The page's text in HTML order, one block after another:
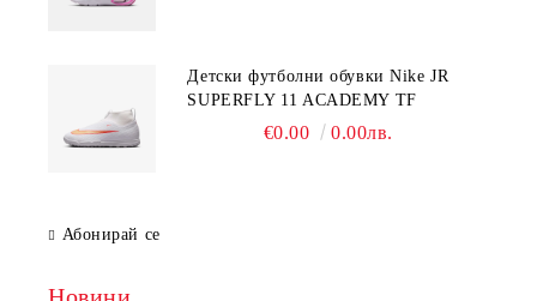
Детски футболни обувки Nike JR
SUPERFLY 11 ACADEMY TF
€0.00 0.00лв.
Абонирай се